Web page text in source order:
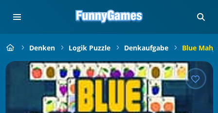
Denken Logik Puzzle Denkaufgabe Blue